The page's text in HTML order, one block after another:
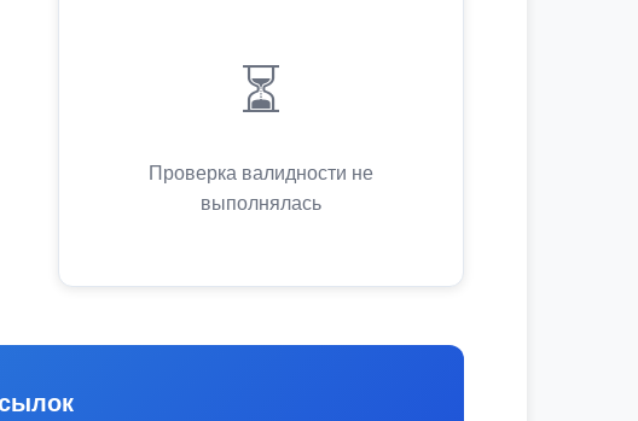
⏳
Проверка валидности не
выполнялась